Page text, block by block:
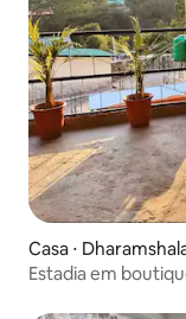
Casa ⋅
Estadia em